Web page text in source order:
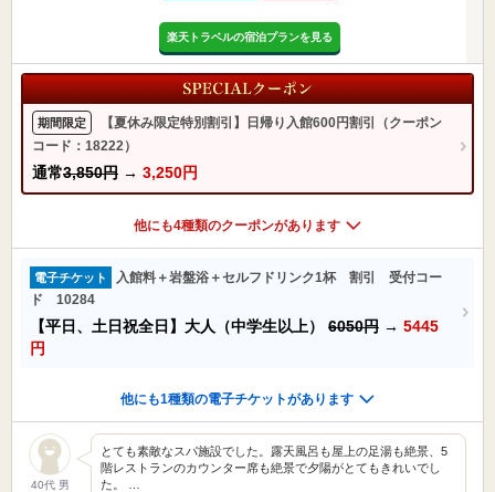
楽天トラベルの宿泊プランを見る
期間限定
【夏休み限定特別割引】日帰り入館600円割引（クーポン
コード：18222）
通常3,850円 → 3,250円
他にも4種類のクーポンがあります
電子チケット
入館料＋岩盤浴＋セルフドリンク1杯 割引 受付コー
ド 10284
【平日、土日祝全日】大人（中学生以上） 6050円 → 5445
円
他にも1種類の電子チケットがあります
40代 男
とても素敵なスパ施設でした。露天風呂も屋上の足湯も絶景、5
階レストランのカウンター席も絶景で夕陽がとてもきれいでし
た。 …